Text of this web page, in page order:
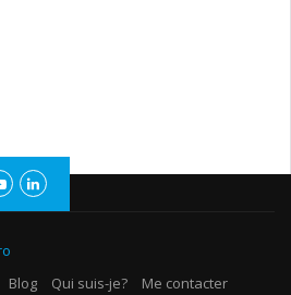
Blog Qui suis-je? Me contacter